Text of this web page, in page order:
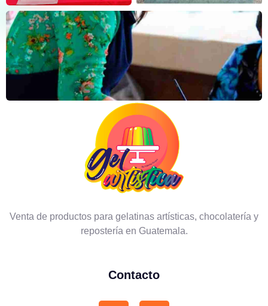
Venta de productos para gelatinas artísticas, chocolatería y
repostería en Guatemala.
Contacto